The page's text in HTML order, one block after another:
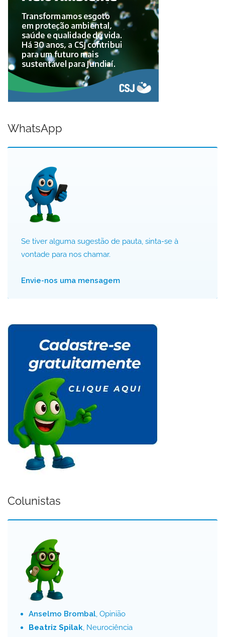
WhatsApp
Se tiver alguma sugestão de pauta, sinta-se à
vontade para nos chamar.
Envie-nos uma mensagem
Colunistas
Anselmo Brombal, Opinião
Beatriz Spilak, Neurociência